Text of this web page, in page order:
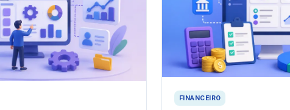
FINANCEIRO